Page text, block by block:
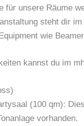
für unsere Räume
steht dir
wie
kannst du im
(100 qm):
vorhanden.